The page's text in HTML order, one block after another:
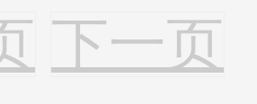
下一页